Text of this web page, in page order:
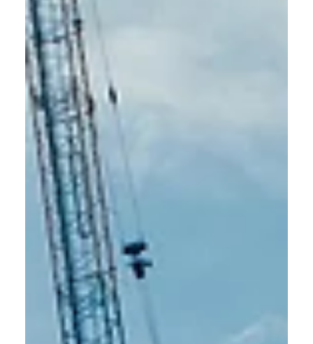
strutture efficienti, accessibili e integrate nel contesto
urbano.